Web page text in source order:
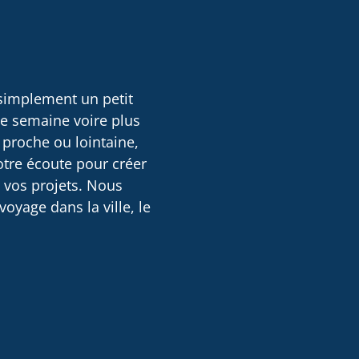
un petit
semaine voire plus
ou lointaine,
écoute pour créer
projets. Nous
dans la ville, le